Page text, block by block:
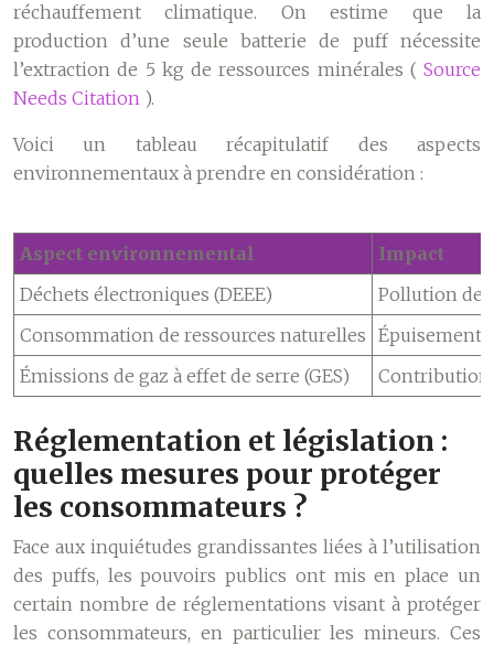
réchauffement climatique. On estime que la
production d’une seule batterie de puff nécessite
l’extraction de 5 kg de ressources minérales ( Source
Needs Citation ).
Voici un tableau récapitulatif des aspects
environnementaux à prendre en considération :
Aspect environnemental
Impact
Déchets électroniques (DEEE)
Pollution des
Consommation de ressources naturelles Épuisement
Émissions de gaz à effet de serre (GES)
Contribution
Réglementation et législation :
quelles mesures pour protéger
les consommateurs ?
Face aux inquiétudes grandissantes liées à l’utilisation
des puffs, les pouvoirs publics ont mis en place un
certain nombre de réglementations visant à protéger
les consommateurs, en particulier les mineurs. Ces